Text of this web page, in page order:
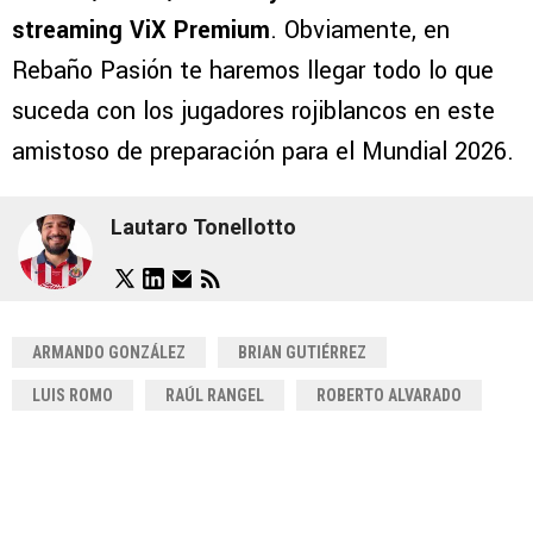
streaming ViX Premium. Obviamente, en
Rebaño Pasión te haremos llegar todo lo que
suceda con los jugadores rojiblancos en este
amistoso de preparación para el Mundial 2026.
Lautaro Tonellotto
ARMANDO GONZÁLEZ BRIAN GUTIÉRREZ
LUIS ROMO RAÚL RANGEL ROBERTO ALVARADO